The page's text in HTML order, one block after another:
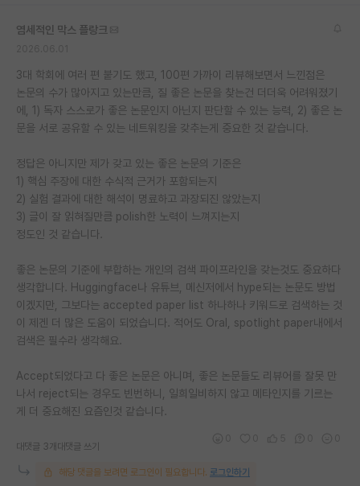
염세적인 막스 플랑크
3대 학회에 여러 편 붙기도 했고, 100편 가까이 리뷰해보면서 느낀점은
논문의 수가 많아지고 있는만큼, 질 좋은 논문을 찾는건 더더욱 어려워졌기
에, 1) 독자 스스로가 좋은 논문인지 아닌지 판단할 수 있는 능력, 2) 좋은 논
문을 서로 공유할 수 있는 네트워킹을 갖추는게 중요한 것 같습니다.
정답은 아니지만 제가 갖고 있는 좋은 논문의 기준은
1) 핵심 주장에 대한 수식적 근거가 포함되는지
2) 실험 결과에 대한 해석이 명료하고 과장되진 않았는지
3) 글이 잘 읽혀질만큼 polish한 노력이 느껴지는지
정도인 것 같습니다.
좋은 논문의 기준에 부합하는 개인의 검색 파이프라인을 갖는것도 중요하다
생각합니다. Huggingface나 유튜브, 메신저에서 hype되는 논문도 방법
이겠지만, 그보다는 accepted paper list 하나하나 키워드로 검색하는 것
이 제겐 더 많은 도움이 되었습니다. 적어도 Oral, spotlight paper내에서
검색은 필수라 생각해요.
Accept되었다고 다 좋은 논문은 아니며, 좋은 논문들도 리뷰어를 잘못 만
나서 reject되는 경우도 빈번하니, 일희일비하지 않고 메타인지를 기르는
게 더 중요해진 요즘인것 같습니다.
대댓글 3개 대댓글 쓰기
해당 댓글을 보려면 로그인이 필요합니다. 로그인하기